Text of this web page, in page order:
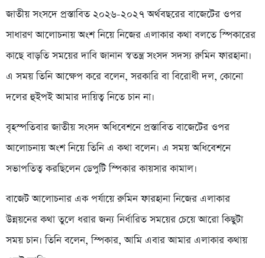
জাতীয় সংসদে প্রস্তাবিত ২০২৬-২০২৭ অর্থবছরের বাজেটের ওপর
সাধারণ আলোচনায় অংশ নিয়ে নিজের এলাকার কথা বলতে স্পিকারের
কাছে বাড়তি সময়ের দাবি জানান স্বতন্ত্র সংসদ সদস্য রুমিন ফারহানা।
এ সময় তিনি আক্ষেপ করে বলেন, সরকারি বা বিরোধী দল, কোনো
দলের হুইপই আমার দায়িত্ব নিতে চান না।
বৃহস্পতিবার জাতীয় সংসদ অধিবেশনে প্রস্তাবিত বাজেটের ওপর
আলোচনায় অংশ নিয়ে তিনি এ কথা বলেন। এ সময় অধিবেশনে
সভাপতিত্ব করছিলেন ডেপুটি স্পিকার কায়সার কামাল।
বাজেট আলোচনার এক পর্যায়ে রুমিন ফারহানা নিজের এলাকার
উন্নয়নের কথা তুলে ধরার জন্য নির্ধারিত সময়ের চেয়ে আরো কিছুটা
সময় চান। তিনি বলেন, স্পিকার, আমি এবার আমার এলাকার কথায়